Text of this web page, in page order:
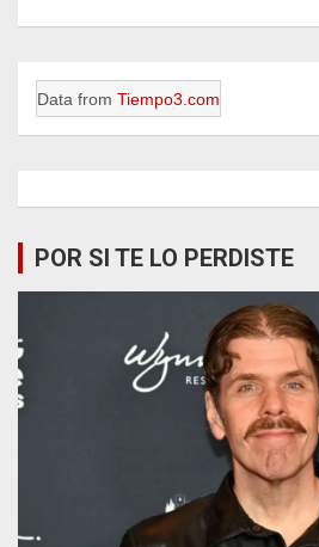
Data from Tiempo3.com
POR SI TE LO PERDISTE